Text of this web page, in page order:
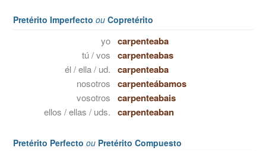
Pretérito Imperfecto ou Copretérito
yo carpenteaba
tú / vos carpenteabas
él / ella / ud. carpenteaba
nosotros carpenteábamos
vosotros carpenteabais
ellos / ellas / uds. carpenteaban
Pretérito Perfecto ou Pretérito Compuesto